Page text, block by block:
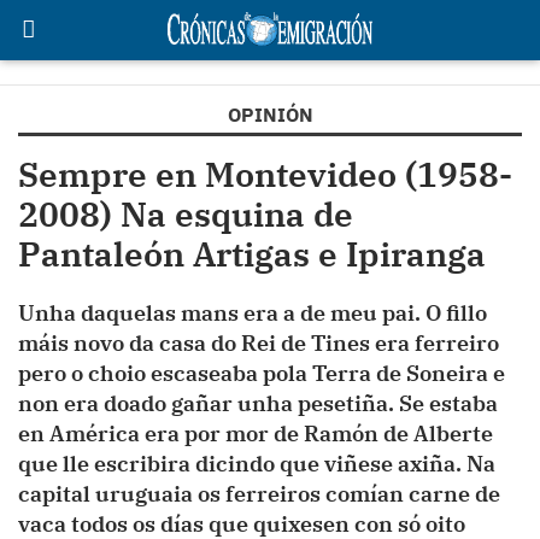
OPINIÓN
Sempre en Montevideo (1958-
2008) Na esquina de
Pantaleón Artigas e Ipiranga
Unha daquelas mans era a de meu pai. O fillo
máis novo da casa do Rei de Tines era ferreiro
pero o choio escaseaba pola Terra de Soneira e
non era doado gañar unha pesetiña. Se estaba
en América era por mor de Ramón de Alberte
que lle escribira dicindo que viñese axiña. Na
capital uruguaia os ferreiros comían carne de
vaca todos os días que quixesen con só oito